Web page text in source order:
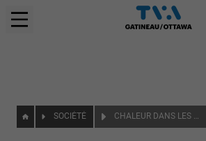
SOCIÉTÉ CHALEUR DANS LES CHSLD | MOINS DE 15 % DES CHAMBRES ONT L’AIR CLIMATISÉ CENTRAL